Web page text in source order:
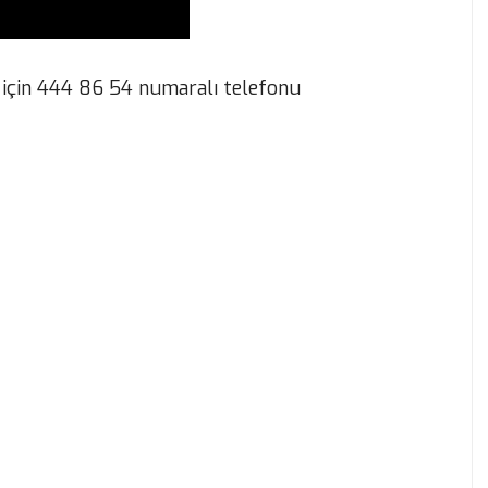
444 86 54 numaralı telefonu